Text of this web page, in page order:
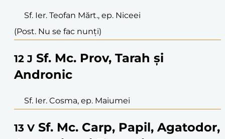
Sf. Ier. Teofan Mărt., ep. Niceei
(Post. Nu se fac nunți)
12 J Sf. Mc. Prov, Tarah și
Andronic
Sf. Ier. Cosma, ep. Maiumei
13 V Sf. Mc. Carp, Papil, Agatodor,